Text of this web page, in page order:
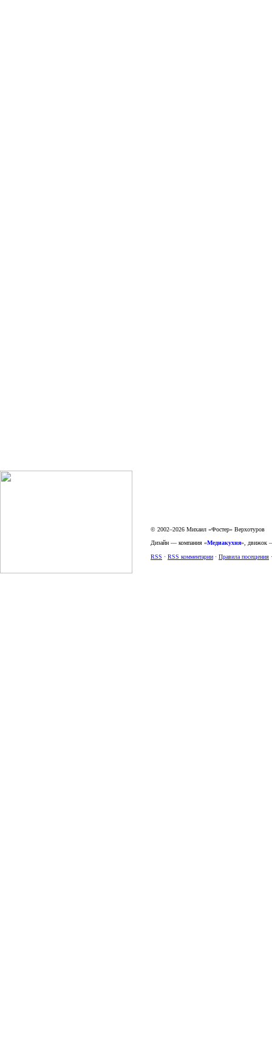
© 2002–2026 Михаил «Фостер» Верхотуров
Дизайн — компания «Медиакухня»,
RSS · RSS комментарии · Правила посещения